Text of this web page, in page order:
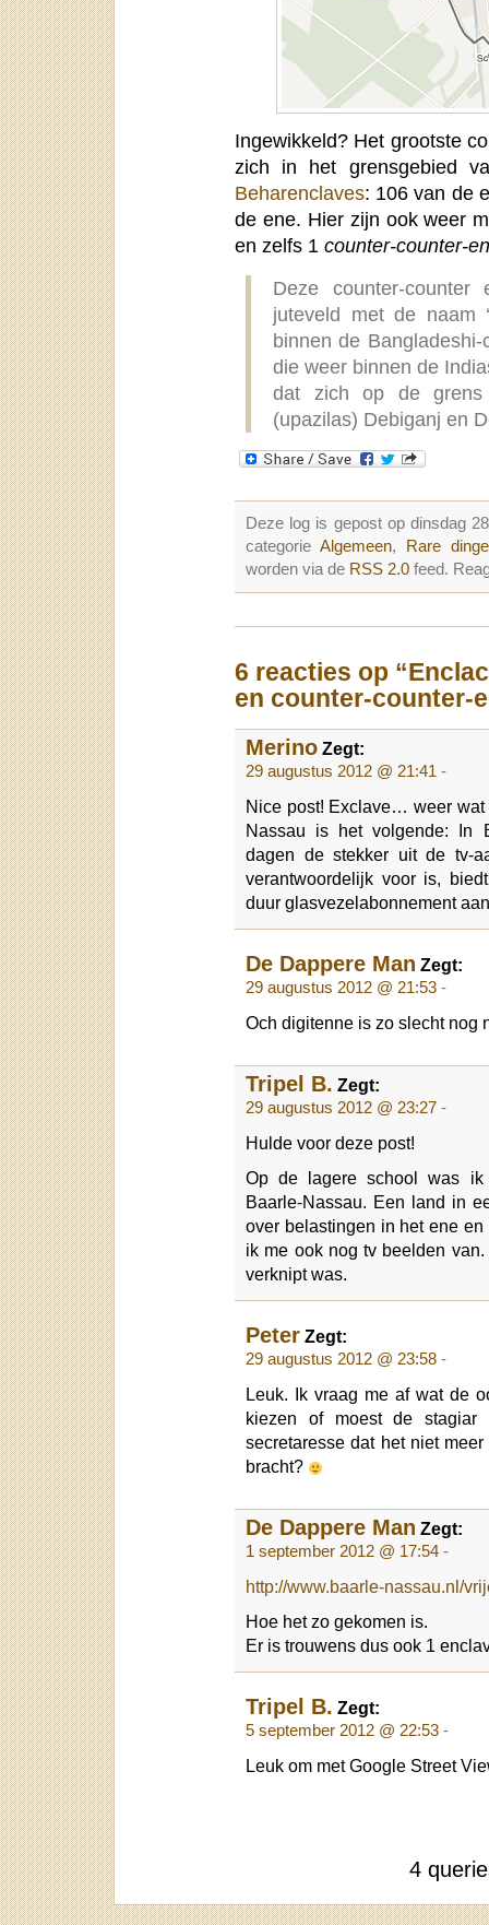
Ingewikkeld? Het grootste
zich in het grensgebied
Beharenclaves: 106 van de
de ene. Hier zijn ook weer
en zelfs 1 counter-counter-
Deze counter-
juteveld met de naam
binnen de
die weer binnen de
dat zich op de grens
(upazilas) Debiganj en
Deze log is gepost op dinsdag
categorie Algemeen,
Rare
worden via de RSS 2.0 feed.
6 reacties op
en counter-counter-
Merino Zegt:
29 augustus 2012 @ 21:41 -
Nice post! Exclave… weer
Nassau is het volgende: In
dagen de stekker uit de tv-
verantwoordelijk voor is,
duur glasvezelabonnement
De Dappere Man Zegt:
29 augustus 2012 @ 21:53 -
Och digitenne is zo slecht nog
Tripel B. Zegt:
29 augustus 2012 @ 23:27 -
Hulde voor deze post!
Op de lagere school was ik
Baarle-Nassau. Een land in
over belastingen in het ene
ik me ook nog tv beelden
verknipt was.
Peter Zegt:
29 augustus 2012 @ 23:58 -
Leuk. Ik vraag me af wat de
kiezen of moest de
secretaresse dat het niet
bracht?
De Dappere Man Zegt:
1 september 2012 @ 17:54 -
http://www.baarle-nassau.nl/
Hoe het zo gekomen is.
Er is trouwens dus ook 1
Tripel B. Zegt:
5 september 2012 @ 22:53 -
Leuk om met Google Street
4